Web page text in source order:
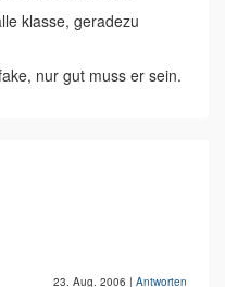
klasse, geradezu
nur gut muss er sein.
23. Aug. 2006 | Antworten